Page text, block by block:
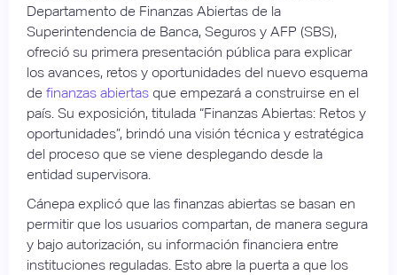
Departamento de Finanzas Abiertas de la
Superintendencia de Banca, Seguros y AFP (SBS),
ofreció su primera presentación pública para explicar
los avances, retos y oportunidades del nuevo esquema
de finanzas abiertas que empezará a construirse en el
país. Su exposición, titulada “Finanzas Abiertas: Retos y
oportunidades”, brindó una visión técnica y estratégica
del proceso que se viene desplegando desde la
entidad supervisora.
Cánepa explicó que las finanzas abiertas se basan en
permitir que los usuarios compartan, de manera segura
y bajo autorización, su información financiera entre
instituciones reguladas. Esto abre la puerta a que los